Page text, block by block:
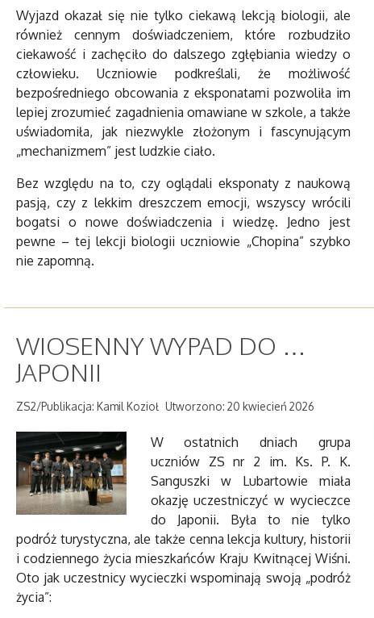
Wyjazd okazał się nie tylko ciekawą lekcją biologii, ale
również cennym doświadczeniem, które rozbudziło
ciekawość i zachęciło do dalszego zgłębiania wiedzy o
człowieku. Uczniowie podkreślali, że możliwość
bezpośredniego obcowania z eksponatami pozwoliła im
lepiej zrozumieć zagadnienia omawiane w szkole, a także
uświadomiła, jak niezwykle złożonym i fascynującym
„mechanizmem” jest ludzkie ciało.
Bez względu na to, czy oglądali eksponaty z naukową
pasją, czy z lekkim dreszczem emocji, wszyscy wrócili
bogatsi o nowe doświadczenia i wiedzę. Jedno jest
pewne – tej lekcji biologii uczniowie „Chopina” szybko
nie zapomną.
WIOSENNY WYPAD DO …
JAPONII
ZS2/Publikacja: Kamil Kozioł Utworzono: 20 kwiecień 2026
W ostatnich dniach grupa
uczniów ZS nr 2 im. Ks. P. K.
Sanguszki w Lubartowie miała
okazję uczestniczyć w wycieczce
do Japonii. Była to nie tylko
podróż turystyczna, ale także cenna lekcja kultury, historii
i codziennego życia mieszkańców Kraju Kwitnącej Wiśni.
Oto jak uczestnicy wycieczki wspominają swoją „podróż
życia”: